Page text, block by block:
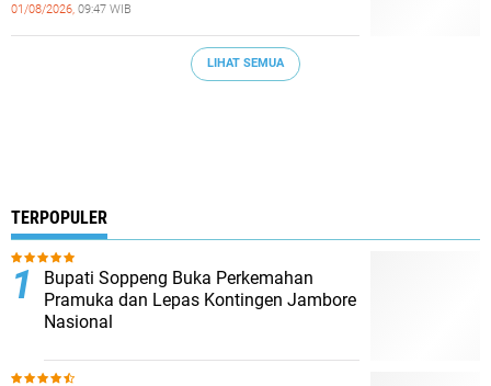
01/08/2026, 09:47 WIB
LIHAT SEMUA
TERPOPULER
Bupati Soppeng Buka Perkemahan
Pramuka dan Lepas Kontingen Jambore
Nasional